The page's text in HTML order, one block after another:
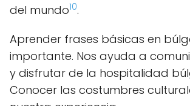
del mundo10.
Aprender frases básicas en
importante. Nos ayuda a
y disfrutar de la hospitalidad
Conocer las costumbres